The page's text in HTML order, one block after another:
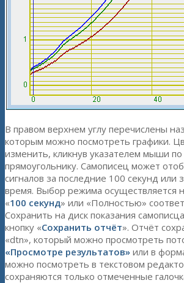
В правом верхнем углу перечислены
которым можно посмотреть графики.
изменить, кликнув указателем мыши
прямоугольнику. Самописец может
сигналов за последние 100 секунд
время. Выбор режима осуществляется
«100 секунд» или «Полностью»
Сохранить на диск показания
кнопку «Сохранить отчёт». Отчёт
«dtn», который можно просмотреть
«Просмотре результатов» или в
можно посмотреть в текстовом
сохраняются только отмеченные